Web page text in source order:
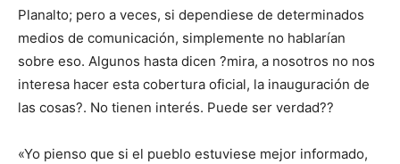
Planalto; pero a veces, si dependiese de determinados
medios de comunicación, simplemente no hablarían
sobre eso. Algunos hasta dicen ?mira, a nosotros no nos
interesa hacer esta cobertura oficial, la inauguración de
las cosas?. No tienen interés. Puede ser verdad??
«Yo pienso que si el pueblo estuviese mejor informado,